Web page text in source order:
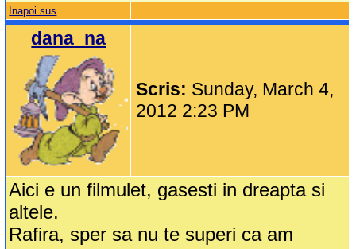
Inapoi sus
dana_na
Scris: Sunday, March 4,
2012 2:23 PM
Aici e un filmulet, gasesti in dreapta si
altele.
Rafira, sper sa nu te superi ca am